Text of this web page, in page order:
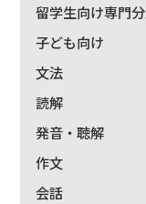
留学生向け専門
子ども向け
文法
読解
発音・聴解
作文
会話